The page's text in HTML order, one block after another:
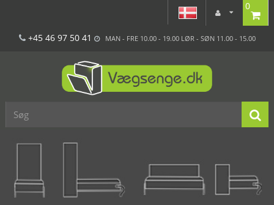
0
+45 46 97 50 41 MAN - FRE 10.00 - 19.00 LØR - SØN 11.00 - 15.00